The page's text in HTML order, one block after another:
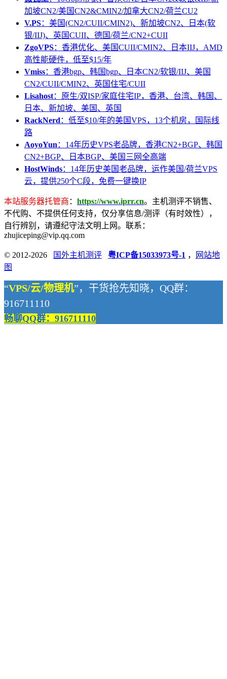
加坡CN2/美国CN2&CMIN2/加拿大CN2/荷兰CU2
V.PS：美国(CN2/CUII/CMIN2)、新加坡CN2、日本(软
银/IIJ)、英国CUII、德国/荷兰/CN2+CUII
ZgoVPS：香港优化、美国CUII/CMIN2、日本IIJ，AMD
高性能硬件，低至$15/年
Vmiss：香港bgp、韩国bgp、日本CN2/软银/IIJ、美国
CN2/CUII/CMIN2、英国住宅/CUII
Lisahost：原生/双ISP/家庭住宅IP，香港、台湾、韩国、
日本、新加坡、美国、英国
RackNerd ：低至$10/年的美国VPS，13个机房，国际线
路
AoyoYun ：14年历史VPS老品牌，香港CN2+BGP、韩国
CN2+BGP、日本BGP、美国三网全高端
HostWinds：14年历史美国老品牌，运作美国/荷兰VPS
云，提供250个C段，免费一键换IP
本站服务器托管商 ： https://www.iprr.cn。主机测评不销售、
不代购、不提供任何支持，仅分享信息/测评（有时效性），
自行辨别，请遵纪守法文明上网。联系：
zhujiceping@vip.qq.com
© 2012-2026 国外主机测评 粤ICP备15033973号-1 ，
网站地
图
“VPS/云/物理机”，干货抢先知晓，QQ群：
916711110
畅聊QQ群：916711110